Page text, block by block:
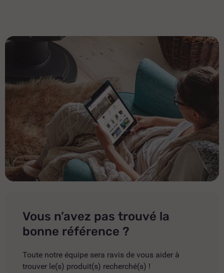
Vous n’avez pas trouvé la
bonne référence ?
Toute notre équipe sera ravis de vous aider à
trouver le(s) produit(s) recherché(s) !